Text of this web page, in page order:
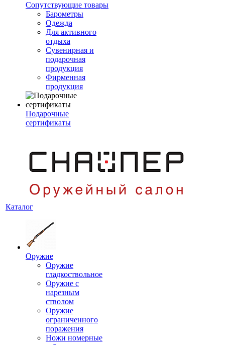
Сопутствующие товары
Барометры
Одежда
Для активного
отдыха
Сувенирная и
подарочная
продукция
Фирменная
продукция
Подарочные
сертификаты
Каталог
Оружие
Оружие
гладкоствольное
Оружие с
нарезным
стволом
Оружие
ограниченного
поражения
Ножи номерные